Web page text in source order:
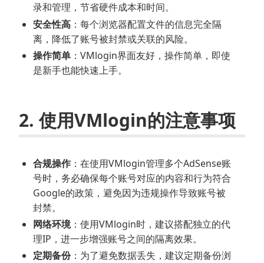
录和管理，节省硬件成本和时间。
安全性高 ：每个浏览器配置文件的信息完全隔
离，降低了账号被封禁或关联的风险。
操作简单 ：VMlogin界面友好，操作简单，即使
是新手也能快速上手。
2. 使用VMlogin的注意事项
合规操作 ：在使用VMlogin管理多个AdSense账
号时，务必确保每个账号对应的内容和行为符合
Google的政策，避免因为违规操作导致账号被
封禁。
网络环境：使用VMlogin时，建议搭配独立的代
理IP，进一步增强账号之间的隔离效果。
定期备份：为了避免数据丢失，建议定期备份浏